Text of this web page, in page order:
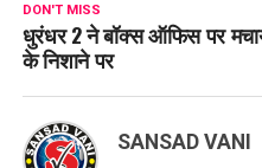
DON'T MISS
धुरंधर 2 ने बॉक्स ऑफिस पर
के निशाने पर
SANSAD VANI